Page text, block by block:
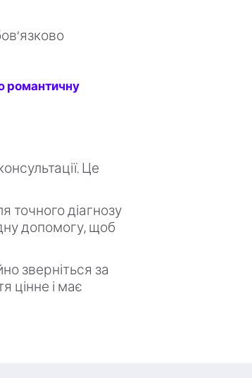
романтичну
Це
точного діагнозу
допомогу, щоб
зверніться за
цінне і має